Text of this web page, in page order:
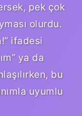
pek çok
olurdu.
ifadesi
ya da
bu
uyumlu